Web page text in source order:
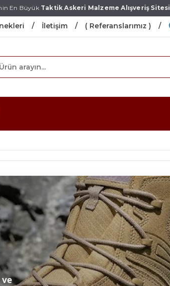
En BüyükTaktik Askeri Malzeme Alışveriş Sitesi
İletişim ( Referanslarımız )